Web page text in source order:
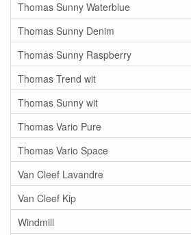
Thomas Sunny Waterblue
Thomas Sunny Denim
Thomas Sunny Raspberry
Thomas Trend wit
Thomas Sunny wit
Thomas Vario Pure
Thomas Vario Space
Van Cleef Lavandre
Van Cleef Kip
Windmill